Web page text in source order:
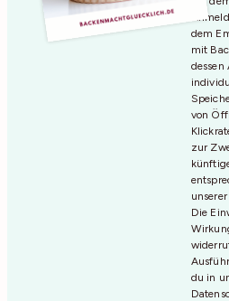
dem
mit
dessen
von
zur
Die
du in